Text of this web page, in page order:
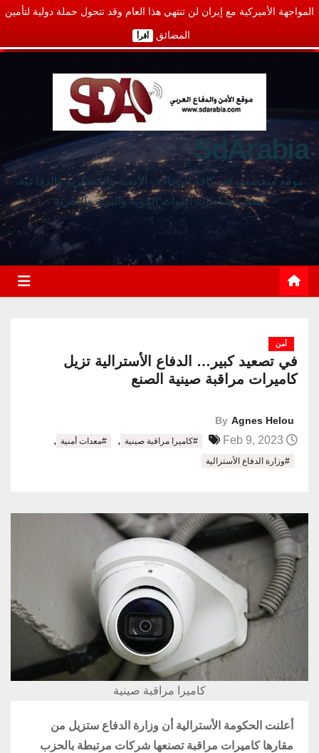
المواجهة الأميركية مع إيران لن تنتهي هذا العام وقد تتحول حملة دولية لتأمين
المضائق أقرأ
SdArabia
موقع متخصص في كافة المجالات الأمنية والعسكرية والدفاعية،
يغطي نشاطات القوات الجوية والبرية والبحرية
أمن
في تصعيد كبير… الدفاع الأسترالية تزيل
كاميرات مراقبة صينية الصنع
By Agnes Helou
#كاميرا مراقبة صينية , #معدات أمنية ,
#وزارة الدفاع الأسترالية
كاميرا مراقبة صينية
أعلنت الحكومة الأسترالية أن وزارة الدفاع ستزيل من
مقارها كاميرات مراقبة تصنعها شركات مرتبطة بالحزب